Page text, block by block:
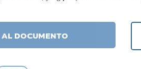
AL DOCUMENTO